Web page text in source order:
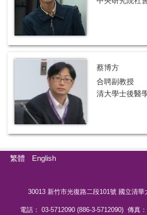
蔡博方
合聘副教授
清大學士後醫
繁體 English
30013 新竹市光復路二段101號 國立清華
電話： 03-5712090 (886-3-5712090) 傳真